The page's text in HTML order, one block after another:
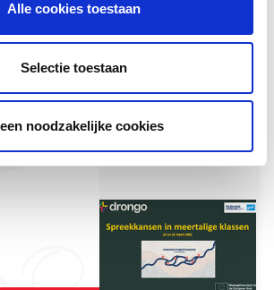
Alle cookies toestaan
Selectie toestaan
noodzakelijke cookies
trainer Rezulto, gaf een
de LOWAN studiedag 2025